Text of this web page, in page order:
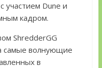
участием Dune и
кадром.
ShredderGG
самые волнующие
в